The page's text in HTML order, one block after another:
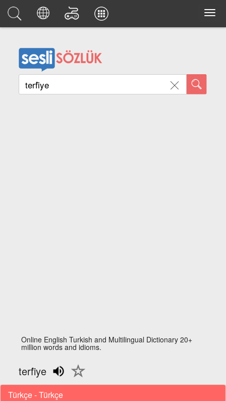
Online English Turkish and Multilingual Dictionary 20+
million words and idioms.
terfi̇ye
Türkçe - Türkçe